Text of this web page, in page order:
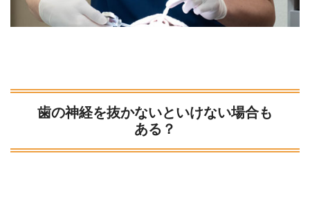
歯の神経を抜かないといけない場合も
ある？